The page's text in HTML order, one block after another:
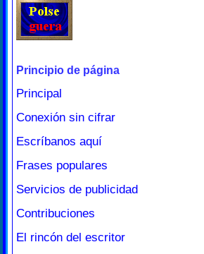
Principio de página
Principal
Conexión sin cifrar
Escríbanos aquí
Frases populares
Servicios de publicidad
Contribuciones
El rincón del escritor